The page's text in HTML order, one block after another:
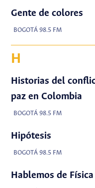
Gente de colores
BOGOTÁ 98.5 FM
H
Historias del
paz en Colombia
BOGOTÁ 98.5 FM
Hipótesis
BOGOTÁ 98.5 FM
Hablemos de Física